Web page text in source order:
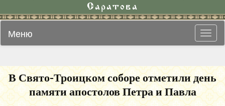
Саратова
Меню
В Свято-Троицком соборе отметили день
памяти апостолов Петра и Павла